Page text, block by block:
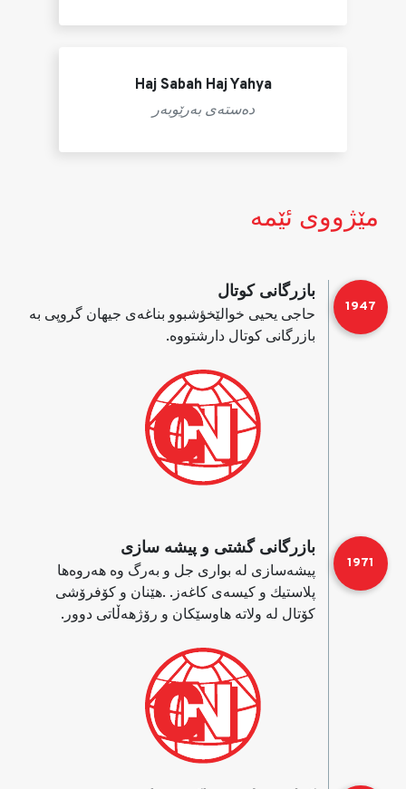
Haj Sabah Haj Yahya
ده‌سته‌ی به‌رێوبه‌ر
مێژووی ئێمه‌
1947
بازرگانی كوتال
حاجی یحیی خوالێخؤشبوو بناغه‌ی جیهان گروپی به‌
بازرگانی كوتال دارشتووه‌.
1971
بازرگانی گشتی و پیشه‌ سازی
پیشه‌سازی له‌ بواری جل و به‌رگ وه‌ هه‌روه‌ها
پلاستیك و ‌كیسه‌ی كاغه‌ز. .هێنان و كۆفرۆشی
كۆتال له‌ ولاته‌ هاوسێكان و رۆژهەڵاتی دوور.